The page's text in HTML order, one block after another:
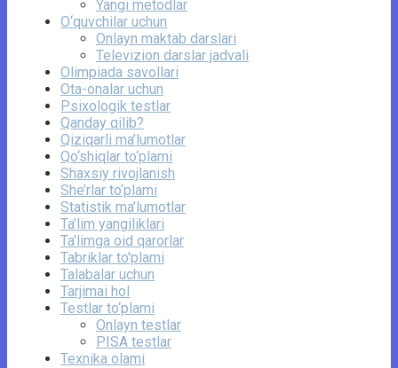
Yangi metodlar
O‘quvchilar uchun
Onlayn maktab darslari
Televizion darslar jadvali
Olimpiada savollari
Ota-onalar uchun
Psixologik testlar
Qanday qilib?
Qiziqarli ma’lumotlar
Qo‘shiqlar to‘plami
Shaxsiy rivojlanish
She’rlar to‘plami
Statistik ma’lumotlar
Ta’lim yangiliklari
Ta’limga oid qarorlar
Tabriklar to'plami
Talabalar uchun
Tarjimai hol
Testlar to‘plami
Onlayn testlar
PISA testlar
Texnika olami